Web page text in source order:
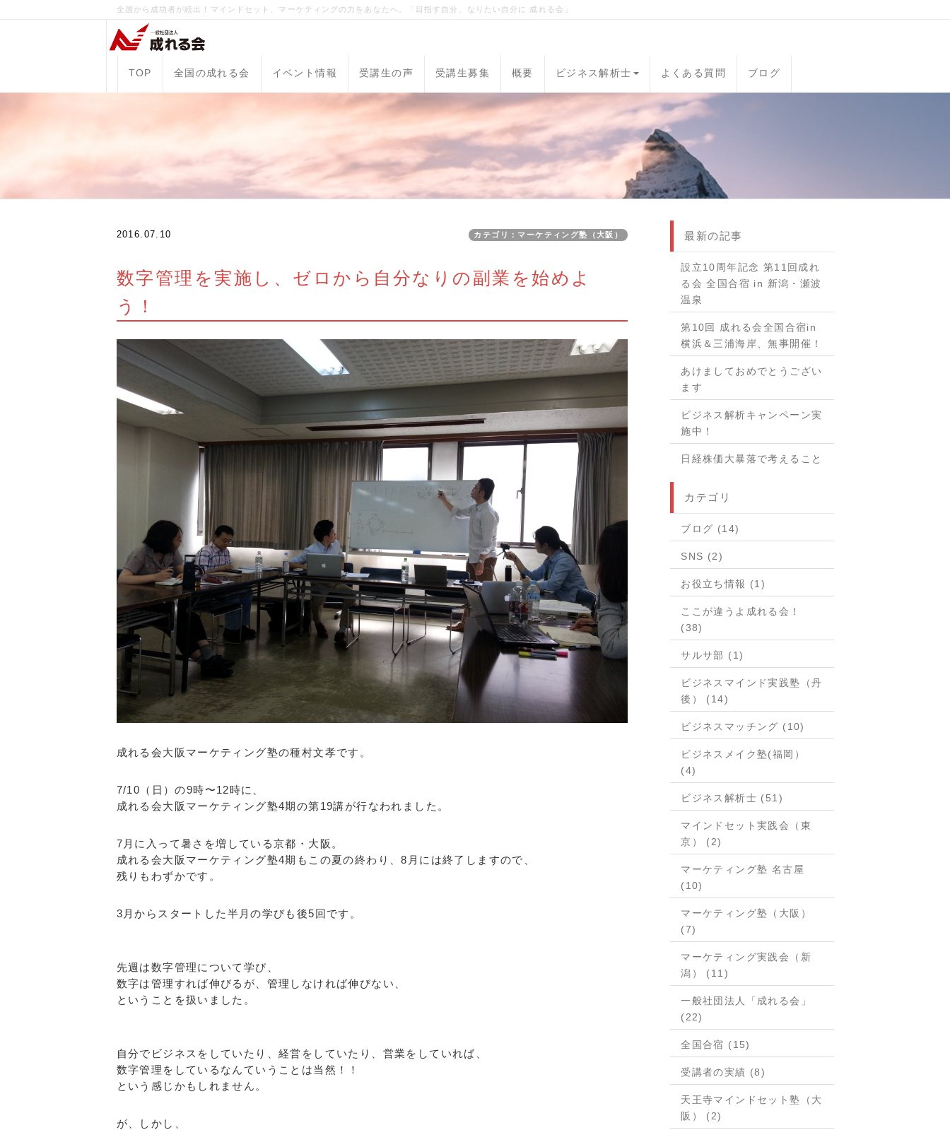
全国から成功者が続出！マインドセット、マーケティングの力をあなたへ。「目指す自分、なりたい自分に 成れる会」
TOP 全国の成れる会 イベント情報 受講生の声 受講生募集 概要 ビジネス解析士 よくある質問 ブログ
2016.07.10 カテゴリ：マーケティング塾（大阪）
数字管理を実施し、ゼロから自分なりの副業を始めよ
う！
成れる会大阪マーケティング塾の種村文孝です。
7/10（日）の9時〜12時に、
成れる会大阪マーケティング塾4期の第19講が行なわれました。
7月に入って暑さを増している京都・大阪。
成れる会大阪マーケティング塾4期もこの夏の終わり、8月には終了しますので、
残りもわずかです。
3月からスタートした半月の学びも後5回です。
先週は数字管理について学び、
数字は管理すれば伸びるが、管理しなければ伸びない、
ということを扱いました。
自分でビジネスをしていたり、経営をしていたり、営業をしていれば、
数字管理をしているなんていうことは当然！！
という感じかもしれません。
が、しかし、
最新の記事
設立10周年記念 第11回成れ
る会 全国合宿 in 新潟・瀬波
温泉
第10回 成れる会全国合宿in
横浜＆三浦海岸、無事開催！
あけましておめでとうござい
ます
ビジネス解析キャンペーン実
施中！
日経株価大暴落で考えること
カテゴリ
ブログ (14)
SNS (2)
お役立ち情報 (1)
ここが違うよ成れる会！
(38)
サルサ部 (1)
ビジネスマインド実践塾（丹
後） (14)
ビジネスマッチング (10)
ビジネスメイク塾(福岡）
(4)
ビジネス解析士 (51)
マインドセット実践会（東
京） (2)
マーケティング塾 名古屋
(10)
マーケティング塾（大阪）
(7)
マーケティング実践会（新
潟） (11)
一般社団法人「成れる会」
(22)
全国合宿 (15)
受講者の実績 (8)
天王寺マインドセット塾（大
阪） (2)